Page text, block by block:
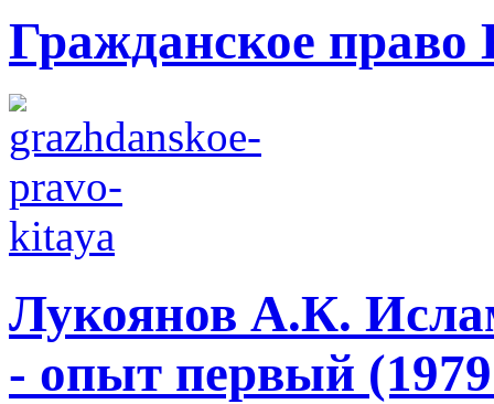
Гражданское право
Лукоянов А.К.
- опыт первый